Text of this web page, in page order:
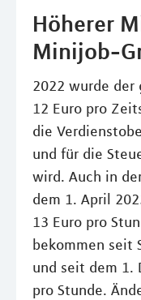
Höherer
Minijob-
2022 wurde
12 Euro pro
die
und für die
wird. Auch in
dem 1. April
13 Euro pro
bekommen seit
und seit dem 1.
pro Stunde.